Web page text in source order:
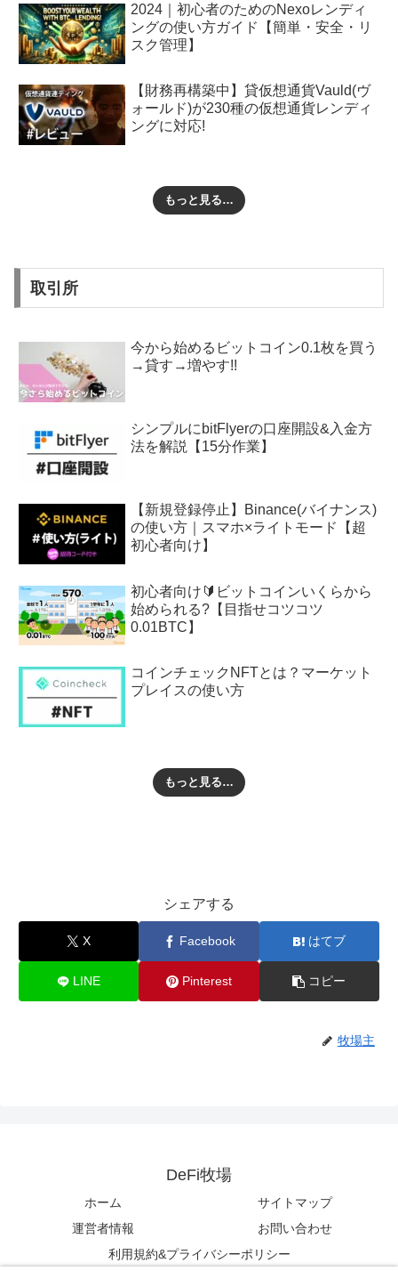
2024｜初心者のためのNexoレンディ
ングの使い方ガイド【簡単・安全・リ
スク管理】
【財務再構築中】貸仮想通貨Vauld(ヴ
ォールド)が230種の仮想通貨レンディ
ングに対応!
もっと見る…
取引所
今から始めるビットコイン0.1枚を買う
→貸す→増やす!!
シンプルにbitFlyerの口座開設&入金方
法を解説【15分作業】
【新規登録停止】Binance(バイナンス)
の使い方｜スマホ×ライトモード【超
初心者向け】
初心者向け🔰ビットコインいくらから
始められる?【目指せコツコツ
0.01BTC】
コインチェックNFTとは？マーケット
プレイスの使い方
もっと見る…
シェアする
X Facebook はてブ
LINE Pinterest コピー
牧場主
DeFi牧場
ホーム
サイトマップ
運営者情報
お問い合わせ
利用規約&プライバシーポリシー